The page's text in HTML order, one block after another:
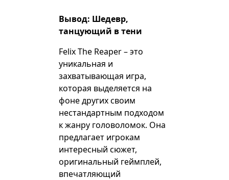
Вывод: Шедевр,
танцующий в тени
Felix The Reaper – это
уникальная и
захватывающая игра,
которая выделяется на
фоне других своим
нестандартным подходом
к жанру головоломок. Она
предлагает игрокам
интересный сюжет,
оригинальный геймплей,
впечатляющий